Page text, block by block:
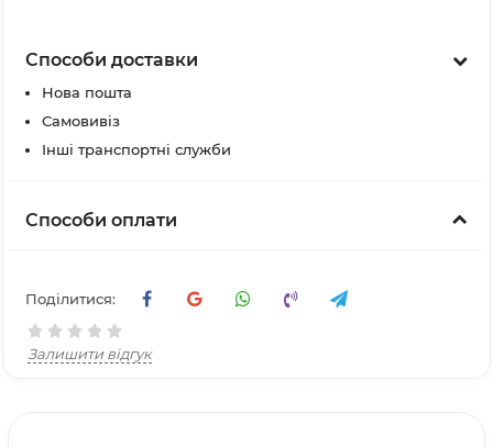
Способи доставки
Нова пошта
Самовивіз
Інші транспортні служби
Способи оплати
Поділитися:
Залишити відгук